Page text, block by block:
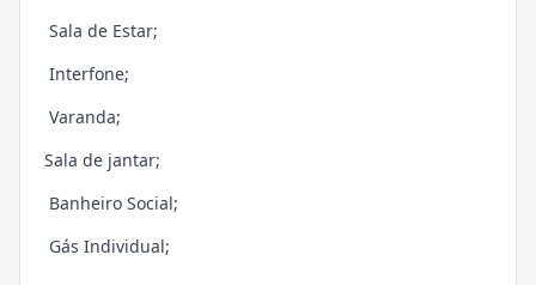
Sala de Estar;
Interfone;
Varanda;
Sala de jantar;
Banheiro Social;
Gás Individual;